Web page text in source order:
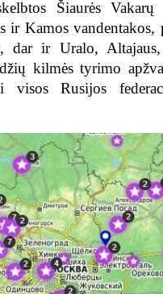
Šiaurės
ir Kamos vandentakos,
dar ir Uralo,
kilmės tyrimo
visos Rusijos